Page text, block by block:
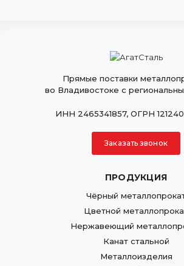
Прямые поставки
во Владивостоке с
ИНН 2465341857, ОГРН
Заказать звонок
ПРОДУКЦИЯ
Чёрный
Цветной
Нержавеющий
Канат стальной
Металлоизделия